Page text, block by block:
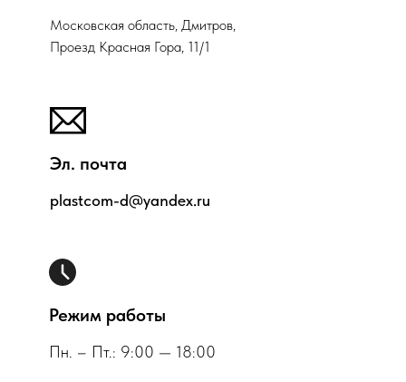
plastcom-d@yandex.ru
Московская область, Дмитров,
Проезд Красная Гора, 11/1
Эл. почта
Пн. – Пт.: 9:00 — 18:00
Режим работы